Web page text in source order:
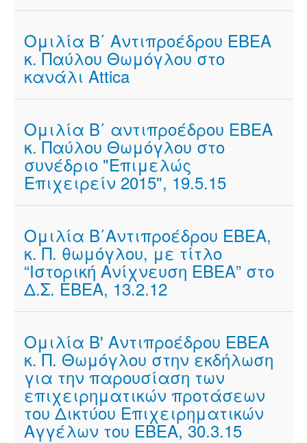
Ομιλία Β΄ Αντιπροέδρου ΕΒΕΑ
κ. Παύλου Θωμόγλου στο
κανάλι Attica
Ομιλία Β΄ αντιπροέδρου ΕΒΕΑ
κ. Παύλου Θωμόγλου στο
συνέδριο "Επιμελώς
Επιχειρείν 2015", 19.5.15
Ομιλία Β΄Αντιπροέδρου ΕΒΕΑ,
κ. Π. θωμόγλου, με τίτλο
“Ιστορική Ανίχνευση ΕΒΕΑ” στο
Δ.Σ. ΕΒΕΑ, 13.2.12
Ομιλία Β' Αντιπροέδρου ΕΒΕΑ
κ. Π. Θωμόγλου στην εκδήλωση
για την παρουσίαση των
επιχειρηματικών προτάσεων
του Δικτύου Επιχειρηματικών
Αγγέλων του ΕΒΕΑ, 30.3.15